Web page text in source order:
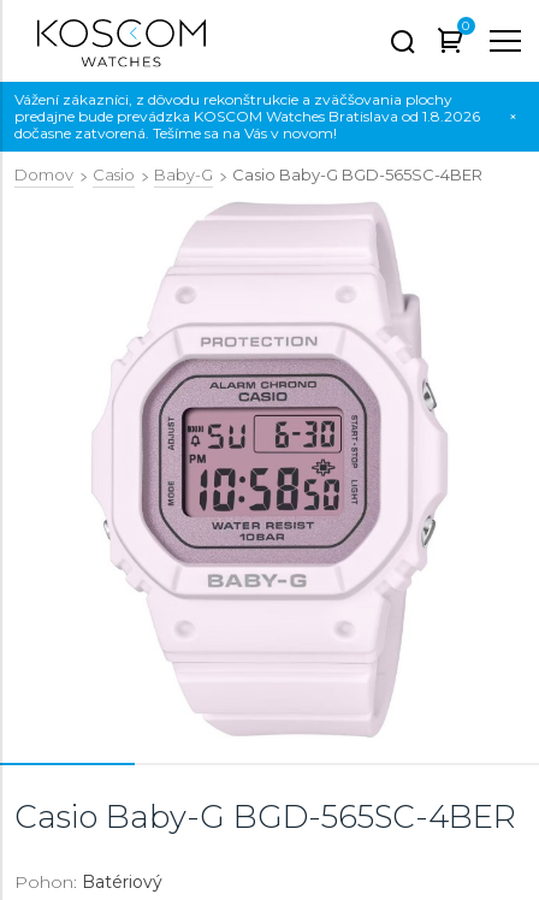
0
Vážení zákazníci, z dôvodu rekonštrukcie a zväčšovania plochy
predajne bude prevádzka KOSCOM Watches Bratislava od 1.8.2026
dočasne zatvorená. Tešíme sa na Vás v novom!
×
Domov Casio Baby-G Casio Baby-G BGD-565SC-4BER
Casio Baby-G BGD-565SC-4BER
Pohon: Batériový